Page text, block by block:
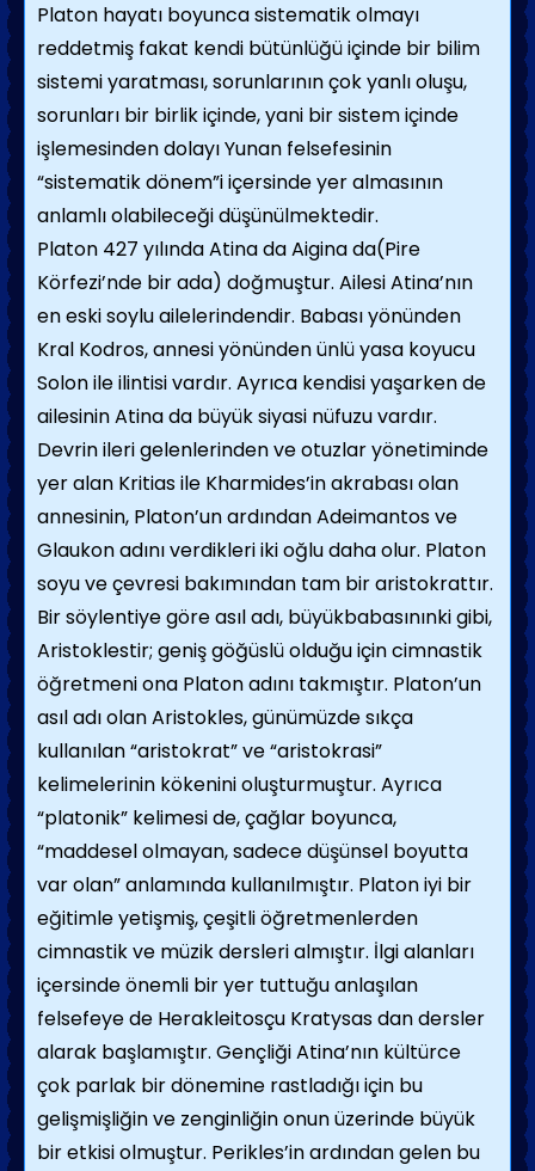
Platon hayatı boyunca sistematik olmayı
reddetmiş fakat kendi bütünlüğü içinde bir bilim
sistemi yaratması, sorunlarının çok yanlı oluşu,
sorunları bir birlik içinde, yani bir sistem içinde
işlemesinden dolayı Yunan felsefesinin
“sistematik dönem”i içersinde yer almasının
anlamlı olabileceği düşünülmektedir.
Platon 427 yılında Atina da Aigina da(Pire
Körfezi’nde bir ada) doğmuştur. Ailesi Atina’nın
en eski soylu ailelerindendir. Babası yönünden
Kral Kodros, annesi yönünden ünlü yasa koyucu
Solon ile ilintisi vardır. Ayrıca kendisi yaşarken de
ailesinin Atina da büyük siyasi nüfuzu vardır.
Devrin ileri gelenlerinden ve otuzlar yönetiminde
yer alan Kritias ile Kharmides’in akrabası olan
annesinin, Platon’un ardından Adeimantos ve
Glaukon adını verdikleri iki oğlu daha olur. Platon
soyu ve çevresi bakımından tam bir aristokrattır.
Bir söylentiye göre asıl adı, büyükbabasınınki gibi,
Aristoklestir; geniş göğüslü olduğu için cimnastik
öğretmeni ona Platon adını takmıştır. Platon’un
asıl adı olan Aristokles, günümüzde sıkça
kullanılan “aristokrat” ve “aristokrasi”
kelimelerinin kökenini oluşturmuştur. Ayrıca
“platonik” kelimesi de, çağlar boyunca,
“maddesel olmayan, sadece düşünsel boyutta
var olan” anlamında kullanılmıştır. Platon iyi bir
eğitimle yetişmiş, çeşitli öğretmenlerden
cimnastik ve müzik dersleri almıştır. İlgi alanları
içersinde önemli bir yer tuttuğu anlaşılan
felsefeye de Herakleitosçu Kratysas dan dersler
alarak başlamıştır. Gençliği Atina’nın kültürce
çok parlak bir dönemine rastladığı için bu
gelişmişliğin ve zenginliğin onun üzerinde büyük
bir etkisi olmuştur. Perikles’in ardından gelen bu